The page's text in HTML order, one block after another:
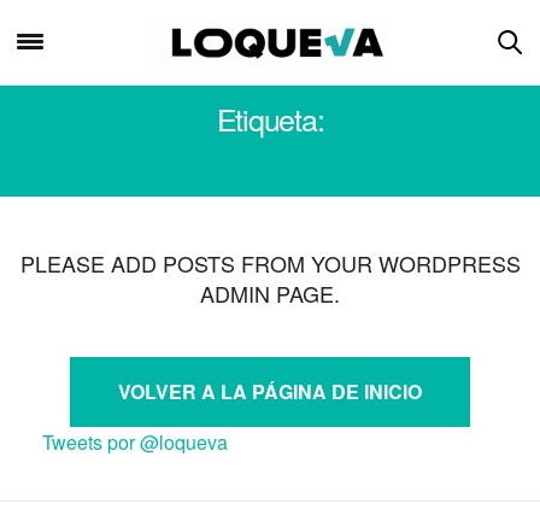
Etiqueta:
PLEASE ADD POSTS FROM YOUR WORDPRESS
ADMIN PAGE.
VOLVER A LA PÁGINA DE INICIO
Tweets por @loqueva